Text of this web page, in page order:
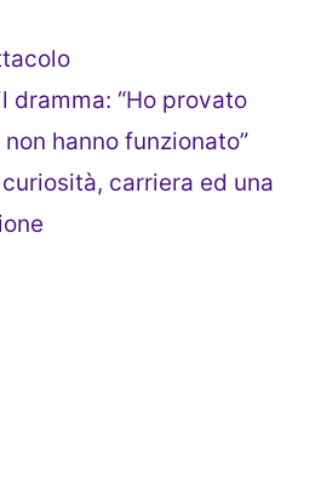
dramma: “Ho provato
hanno funzionato”
carriera ed una